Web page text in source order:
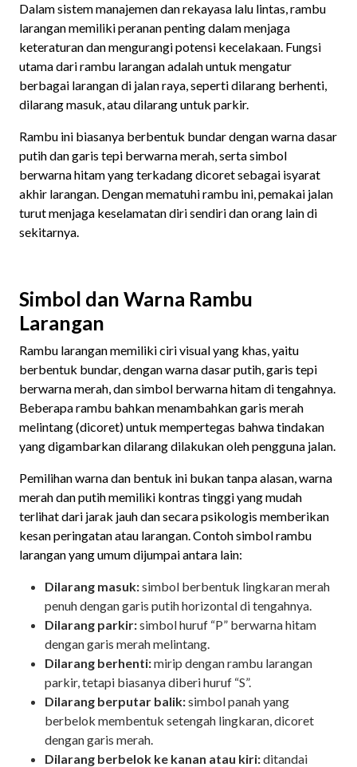
Dalam sistem manajemen dan rekayasa lalu lintas, rambu
larangan memiliki peranan penting dalam menjaga
keteraturan dan mengurangi potensi kecelakaan. Fungsi
utama dari rambu larangan adalah untuk mengatur
berbagai larangan di jalan raya, seperti dilarang berhenti,
dilarang masuk, atau dilarang untuk parkir.
Rambu ini biasanya berbentuk bundar dengan warna dasar
putih dan garis tepi berwarna merah, serta simbol
berwarna hitam yang terkadang dicoret sebagai isyarat
akhir larangan. Dengan mematuhi rambu ini, pemakai jalan
turut menjaga keselamatan diri sendiri dan orang lain di
sekitarnya.
Simbol dan Warna Rambu
Larangan
Rambu larangan memiliki ciri visual yang khas, yaitu
berbentuk bundar, dengan warna dasar putih, garis tepi
berwarna merah, dan simbol berwarna hitam di tengahnya.
Beberapa rambu bahkan menambahkan garis merah
melintang (dicoret) untuk mempertegas bahwa tindakan
yang digambarkan dilarang dilakukan oleh pengguna jalan.
Pemilihan warna dan bentuk ini bukan tanpa alasan, warna
merah dan putih memiliki kontras tinggi yang mudah
terlihat dari jarak jauh dan secara psikologis memberikan
kesan peringatan atau larangan. Contoh simbol rambu
larangan yang umum dijumpai antara lain:
Dilarang masuk:simbol berbentuk lingkaran merah
penuh dengan garis putih horizontal di tengahnya.
Dilarang parkir:simbol huruf “P” berwarna hitam
dengan garis merah melintang.
Dilarang berhenti:mirip dengan rambu larangan
parkir, tetapi biasanya diberi huruf “S”.
Dilarang berputar balik:simbol panah yang
berbelok membentuk setengah lingkaran, dicoret
dengan garis merah.
Dilarang berbelok ke kanan atau kiri:ditandai